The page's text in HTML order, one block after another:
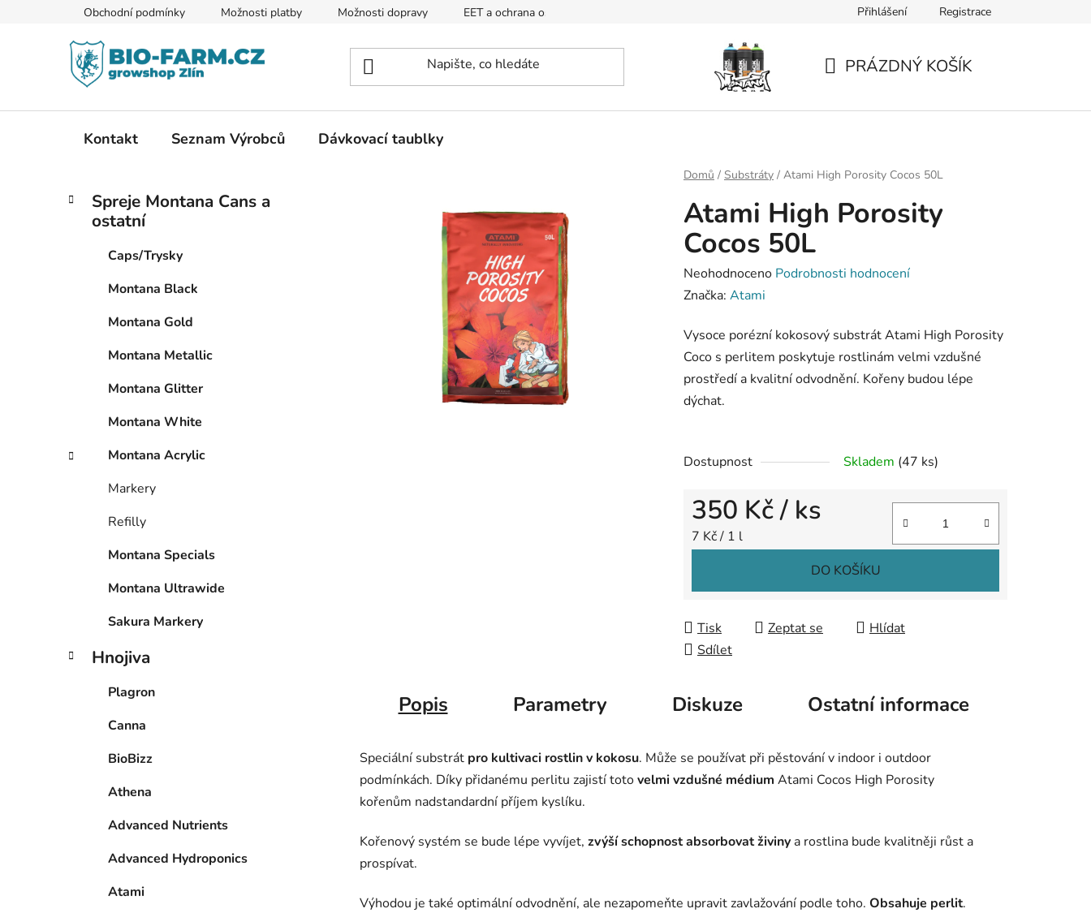
Obchodní podmínky Možnosti platby Možnosti dopravy EET a ochrana osobních údajů Přihlášení Registrace
PRÁZDNÝ KOŠÍK
Kontakt Seznam Výrobců Dávkovací taublky
Domů / Substráty / Atami High Porosity Cocos 50L
P
e
l
Přeskočit
kategorie
K
a
Spreje Montana Cans a
ostatní
Caps/Trysky
Montana Black
Montana Gold
Montana Metallic
Montana Glitter
Montana White
Montana Acrylic
Markery
Refilly
Montana Specials
Montana Ultrawide
Sakura Markery
Hnojiva
Plagron
Canna
BioBizz
Athena
Advanced Nutrients
Advanced Hydroponics
Atami
Atami High Porosity
Cocos 50L
Průměrné
hodnocení
je
0,0
z
5
Neohodnoceno Podrobnosti hodnocení
Značka: Atami
Vysoce porézní kokosový substrát Atami High Porosity
Coco s perlitem poskytuje rostlinám velmi vzdušné
prostředí a kvalitní odvodnění. Kořeny budou lépe
dýchat.
Dostupnost Skladem (47 ks)
350 Kč/ ks
Měrná cena:
7 Kč / 1 l
DO KOŠÍKU
Tisk Zeptat se
Hlídat
Sdílet
Popis Parametry Diskuze Ostatní informace
Speciální substrát pro kultivaci rostlin v kokosu. Může se používat při pěstování v indoor i outdoor
podmínkách. Díky přidanému perlitu zajistí totovelmi vzdušné médium Atami Cocos High Porosity
kořenům nadstandardní příjem kyslíku.
Kořenový systém se bude lépe vyvíjet, zvýší schopnost absorbovat živiny a rostlina bude kvalitněji růst a
prospívat.
Výhodou je také optimální odvodnění, ale nezapomeňte upravit zavlažování podle toho. Obsahuje perlit.